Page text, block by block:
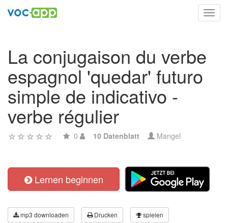
La conjugaison du verbe
espagnol 'quedar' futuro
simple de indicativo -
verbe régulier
0 10 Datenblatt Mangel
Lernen beginnen
mp3 downloaden Drucken spielen